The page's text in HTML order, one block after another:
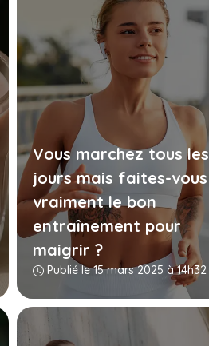
Vous marchez tous les
jours mais faites-vous
vraiment le bon
entraînement pour
maigrir ?
Publié le 15 mars 2025 à 14h32